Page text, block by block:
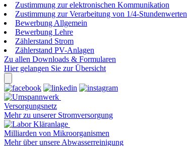
Zustimmung zur elektronischen Kommunikation
Zustimmung zur Verarbeitung von 1/4-Stundenwerten
Bewerbung Allgemein
Bewerbung Lehre
Zählerstand Strom
Zählerstand PV-Anlagen
Zu allen Downloads & Formularen
Hier gelangen Sie zur Übersicht
Versorgungsnetz
Mehr zu unserer Stromversorgung
Milliarden von Mikroorganismen
Mehr über unsere Abwasserreinigung